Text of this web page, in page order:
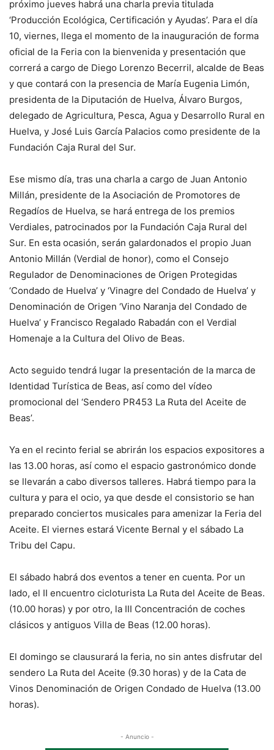
próximo jueves habrá una charla previa titulada
‘Producción Ecológica, Certificación y Ayudas’. Para el día
10, viernes, llega el momento de la inauguración de forma
oficial de la Feria con la bienvenida y presentación que
correrá a cargo de Diego Lorenzo Becerril, alcalde de Beas
y que contará con la presencia de María Eugenia Limón,
presidenta de la Diputación de Huelva, Álvaro Burgos,
delegado de Agricultura, Pesca, Agua y Desarrollo Rural en
Huelva, y José Luis García Palacios como presidente de la
Fundación Caja Rural del Sur.
Ese mismo día, tras una charla a cargo de Juan Antonio
Millán, presidente de la Asociación de Promotores de
Regadíos de Huelva, se hará entrega de los premios
Verdiales, patrocinados por la Fundación Caja Rural del
Sur. En esta ocasión, serán galardonados el propio Juan
Antonio Millán (Verdial de honor), como el Consejo
Regulador de Denominaciones de Origen Protegidas
‘Condado de Huelva’ y ‘Vinagre del Condado de Huelva’ y
Denominación de Origen ‘Vino Naranja del Condado de
Huelva’ y Francisco Regalado Rabadán con el Verdial
Homenaje a la Cultura del Olivo de Beas.
Acto seguido tendrá lugar la presentación de la marca de
Identidad Turística de Beas, así como del vídeo
promocional del ‘Sendero PR453 La Ruta del Aceite de
Beas’.
Ya en el recinto ferial se abrirán los espacios expositores a
las 13.00 horas, así como el espacio gastronómico donde
se llevarán a cabo diversos talleres. Habrá tiempo para la
cultura y para el ocio, ya que desde el consistorio se han
preparado conciertos musicales para amenizar la Feria del
Aceite. El viernes estará Vicente Bernal y el sábado La
Tribu del Capu.
El sábado habrá dos eventos a tener en cuenta. Por un
lado, el II encuentro cicloturista La Ruta del Aceite de Beas.
(10.00 horas) y por otro, la III Concentración de coches
clásicos y antiguos Villa de Beas (12.00 horas).
El domingo se clausurará la feria, no sin antes disfrutar del
sendero La Ruta del Aceite (9.30 horas) y de la Cata de
Vinos Denominación de Origen Condado de Huelva (13.00
horas).
- Anuncio -